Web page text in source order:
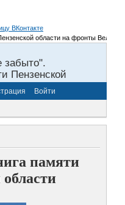
области на фронты Великой
забыто".
Пензенской
Войти
памяти